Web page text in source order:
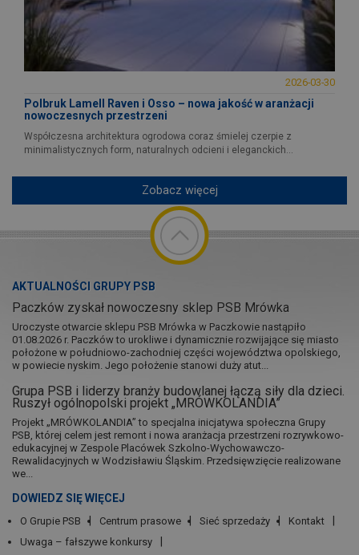
2026-03-30
Polbruk Lamell Raven i Osso – nowa jakość w aranżacji
nowoczesnych przestrzeni
Współczesna architektura ogrodowa coraz śmielej czerpie z
minimalistycznych form, naturalnych odcieni i eleganckich...
Zobacz więcej
AKTUALNOŚCI GRUPY PSB
Paczków zyskał nowoczesny sklep PSB Mrówka
Uroczyste otwarcie sklepu PSB Mrówka w Paczkowie nastąpiło
01.08.2026 r. Paczków to urokliwe i dynamicznie rozwijające się miasto
położone w południowo-zachodniej części województwa opolskiego,
w powiecie nyskim. Jego położenie stanowi duży atut...
Grupa PSB i liderzy branży budowlanej łączą siły dla dzieci.
Ruszył ogólnopolski projekt „MRÓWKOLANDIA”
Projekt „MRÓWKOLANDIA” to specjalna inicjatywa społeczna Grupy
PSB, której celem jest remont i nowa aranżacja przestrzeni rozrywkowo-
edukacyjnej w Zespole Placówek Szkolno-Wychowawczo-
Rewalidacyjnych w Wodzisławiu Śląskim. Przedsięwzięcie realizowane
we...
DOWIEDZ SIĘ WIĘCEJ
O Grupie PSB Centrum prasowe Sieć sprzedaży
Kontakt
Uwaga – fałszywe konkursy